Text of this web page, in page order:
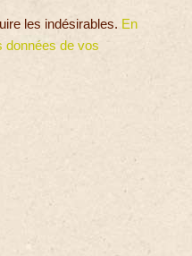
les indésirables. En
données de vos